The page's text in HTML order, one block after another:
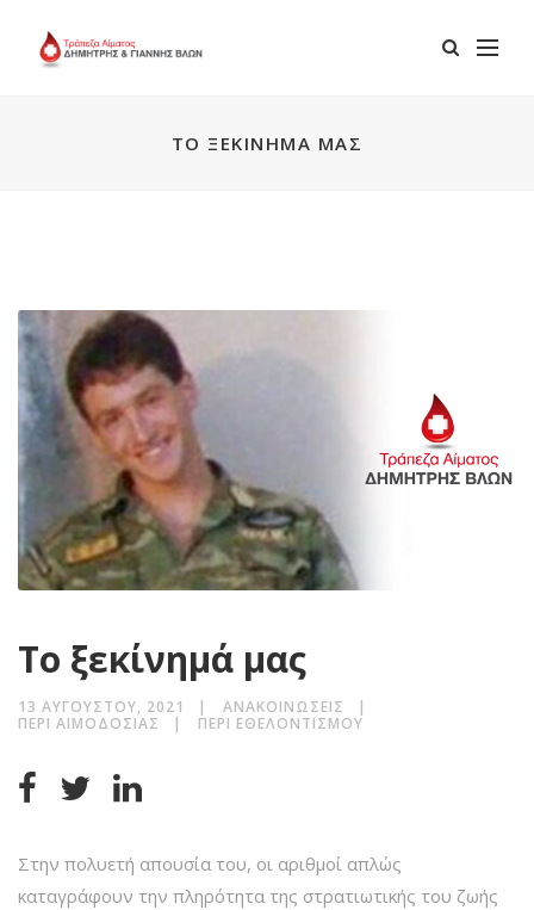
ΤΟ ΞΕΚΊΝΗΜΆ ΜΑΣ
Το ξεκίνημά μας
13 ΑΥΓΟΎΣΤΟΥ, 2021
ΑΝΑΚΟΙΝΏΣΕΙΣ
ΠΕΡΊ ΑΙΜΟΔΟΣΊΑΣ
ΠΕΡΊ ΕΘΕΛΟΝΤΙΣΜΟΎ
Στην πολυετή απουσία του, οι αριθμοί απλώς
καταγράφουν την πληρότητα της στρατιωτικής του ζωής